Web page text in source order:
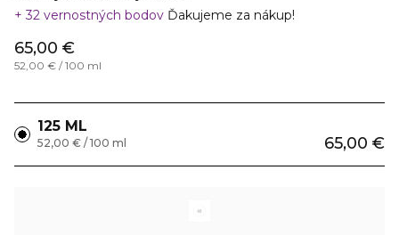
32 vernostných bodov Ďakujeme za nákup!
65,00 €
52,00 € / 100 ml
125 ML
65,00 €
52,00 € / 100 ml